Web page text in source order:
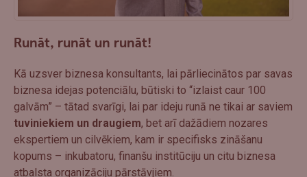
Runāt, runāt un runāt!
Kā uzsver biznesa konsultants, lai pārliecinātos par savas
biznesa idejas potenciālu, būtiski to “izlaist caur 100
galvām” – tātad svarīgi, lai par ideju runā ne tikai ar saviem
tuviniekiem un draugiem, bet arī dažādiem nozares
ekspertiem un cilvēkiem, kam ir specifisks zināšanu
kopums – inkubatoru, finanšu institūciju un citu biznesa
atbalsta organizāciju pārstāvjiem.